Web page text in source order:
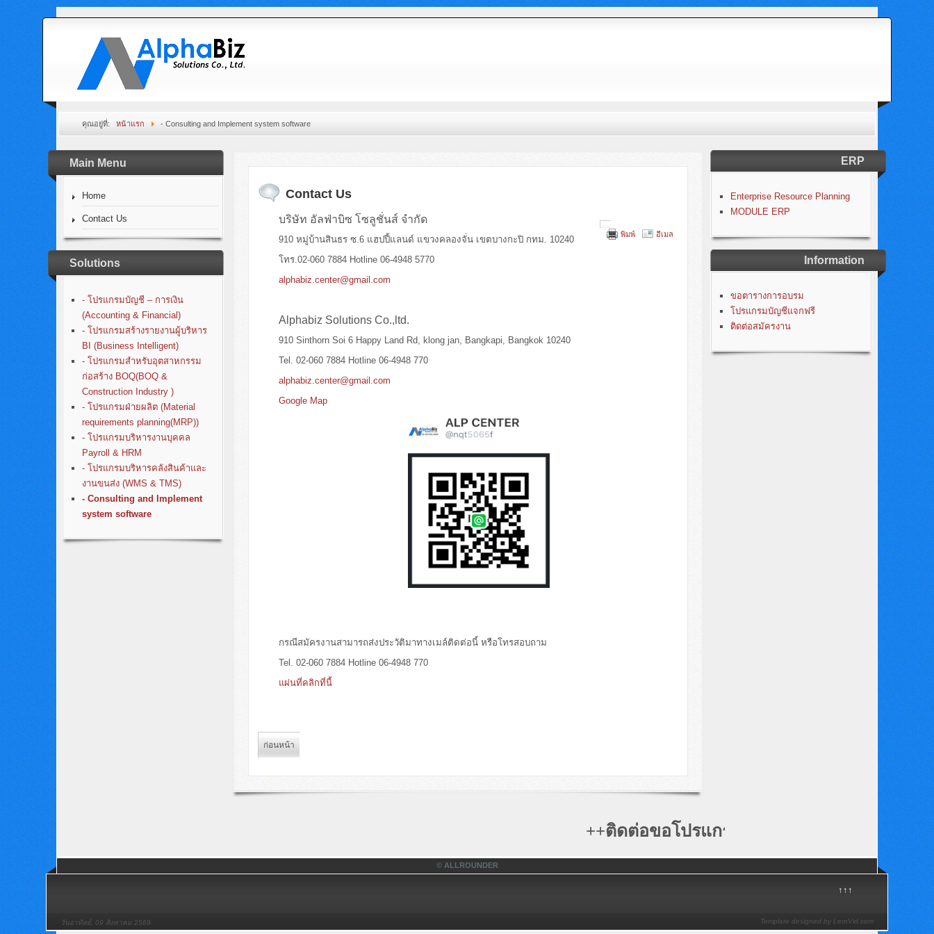
คุณอยู่ที่:หน้าแรก - Consulting and Implement system software
Main Menu
Home
Contact Us
Solutions
- โปรแกรมบัญชี – การเงิน
(Accounting & Financial)
- โปรแกรมสร้างรายงานผู้บริหาร
BI (Business Intelligent)
- โปรแกรมสำหรับอุตสาหกรรม
ก่อสร้าง BOQ(BOQ &
Construction Industry )
- โปรแกรมฝ่ายผลิต (Material
requirements planning(MRP))
- โปรแกรมบริหารงานบุคคล
Payroll & HRM
- โปรแกรมบริหารคลังสินค้าและ
งานขนส่ง (WMS & TMS)
- Consulting and Implement
system software
Contact Us
พิมพ์ อีเมล
บริษัท อัลฟ่าบิซ โซลูชั่นส์ จำกัด
910 หมู่บ้านสินธร ซ.6 แฮปปี้แลนด์ แขวงคลองจั่น เขตบางกะปิ กทม. 10240
โทร.02-060 7884 Hotline 06-4948 5770
alphabiz.center@gmail.com
Alphabiz Solutions Co.,ltd.
910 Sinthorn Soi 6 Happy Land Rd, klong jan, Bangkapi, Bangkok 10240
Tel. 02-060 7884 Hotline 06-4948 770
alphabiz.center@gmail.com
Google Map
กรณีสมัครงานสามารถส่งประวัติมาทางเมล์ติดต่อนี้ หรือโทรสอบถาม
Tel. 02-060 7884 Hotline 06-4948 770
แผ่นที่คลิกที่นี้
ก่อนหน้า
++ติดต่อขอโปรแกรม Smart Biz ฟรีได้ที่ 02-060
ERP
Enterprise Resource Planning
MODULE ERP
Information
ขอตารางการอบรม
โปรแกรมบัญชีแจกฟรี
ติดต่อสมัครงาน
© ALLROUNDER
↑↑↑
วันอาทิตย์, 09 สิงหาคม 2569 Template designed by LernVid.com